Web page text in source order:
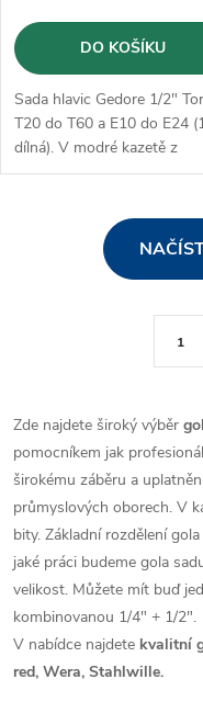
DO KOŠÍKU
Sada hlavic Gedore 1/2"
T20 do T60 a E10 do E24
dílná). V modré kazetě z
ocelového plechu
d
a
c
í
p
r
v
á
n
k
o
v
á
n
í
1
Zde najdete široký výběr
pomocníkem jak
širokému záběru a
průmyslových oborech. V
bity. Základní rozdělení
jaké práci budeme gola
velikost. Můžete mít buď
kombinovanou 1/4" + 1/2".
V nabídce najdete kvalitní
red, Wera, Stahlwille.